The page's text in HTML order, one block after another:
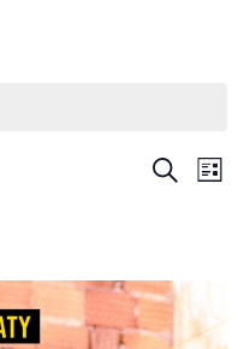
visuais
de
Procurar
Lista